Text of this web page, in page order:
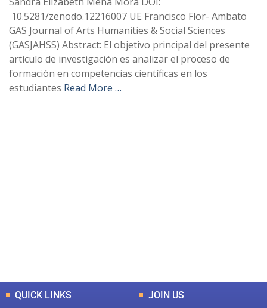
10.5281/zenodo.12216007 UE Francisco Flor- Ambato
GAS Journal of Arts Humanities & Social Sciences
(GASJAHSS) Abstract: El objetivo principal del presente
artículo de investigación es analizar el proceso de
formación en competencias científicas en los
estudiantes Read More …
QUICK LINKS JOIN US